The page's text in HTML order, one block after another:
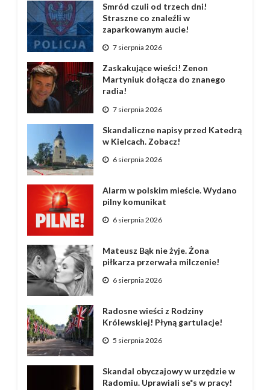
Smród czuli od trzech dni!
Straszne co znaleźli w
zaparkowanym aucie!
7 sierpnia 2026
Zaskakujące wieści! Zenon
Martyniuk dołącza do znanego
radia!
7 sierpnia 2026
Skandaliczne napisy przed Katedrą
w Kielcach. Zobacz!
6 sierpnia 2026
Alarm w polskim mieście. Wydano
pilny komunikat
6 sierpnia 2026
Mateusz Bąk nie żyje. Żona
piłkarza przerwała milczenie!
6 sierpnia 2026
Radosne wieści z Rodziny
Królewskiej! Płyną gartulacje!
5 sierpnia 2026
Skandal obyczajowy w urzędzie w
Radomiu. Uprawiali se*s w pracy!